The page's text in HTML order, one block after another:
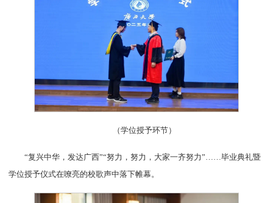
（学位授予环节）
“复兴中华，发达广西”“努力，努力，大家一齐努力”……毕业典礼暨
学位授予仪式在嘹亮的校歌声中落下帷幕。